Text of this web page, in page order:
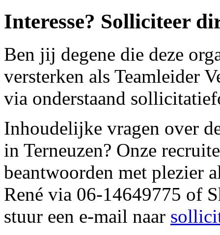
Interesse? Solliciteer
Ben jij degene die deze
versterken als Teamleider
via onderstaand
Inhoudelijke vragen over
in Terneuzen? Onze
beantwoorden met plezier
René via 06-14649775 of
stuur een e-mail naar